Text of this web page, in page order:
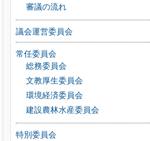
審議の流れ
議会運営委員会
常任委員会
総務委員会
文教厚生委員会
環境経済委員会
建設農林水産委員会
特別委員会